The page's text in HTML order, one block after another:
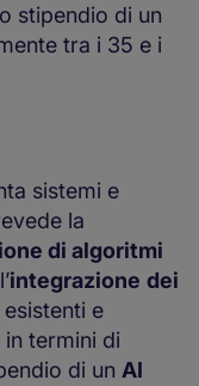
stipendio di un
tra i 35 e i
sistemi e
la
di algoritmi
integrazione dei
e
in termini di
di un AI